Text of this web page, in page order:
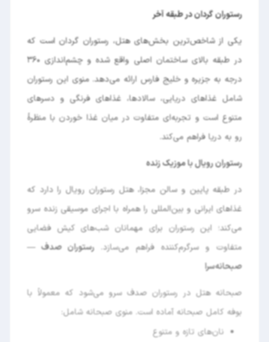
رستوران گردان در طبقه آخر
یکی از شاخص‌ترین بخش‌های هتل، رستوران گردان است که
در طبقه بالای ساختمان اصلی واقع شده و چشم‌اندازی ۳۶۰
درجه به جزیره و خلیج فارس ارائه می‌دهد. منوی این رستوران
شامل غذاهای دریایی، سالادها، غذاهای فرنگی و دسرهای
متنوع است و تجربه‌ای متفاوت در میان غذا خوردن با منظرهٔ
رو به دریا فراهم می‌کند.
رستوران رویال با موزیک زنده
در طبقه پایین و سالن مجزا، هتل رستوران رویال را دارد که
غذاهای ایرانی و بین‌المللی را همراه با اجرای موسیقی زنده سرو
می‌کند؛ این رستوران برای مهمانان شب‌های کیش فضایی
متفاوت و سرگرم‌کننده فراهم می‌سازد. رستوران صدف —
صبحانه‌سرا
صبحانه هتل در رستوران صدف سرو می‌شود که معمولاً با
بوفه کامل صبحانه آماده است. منوی صبحانه شامل:
نان‌های تازه و متنوع